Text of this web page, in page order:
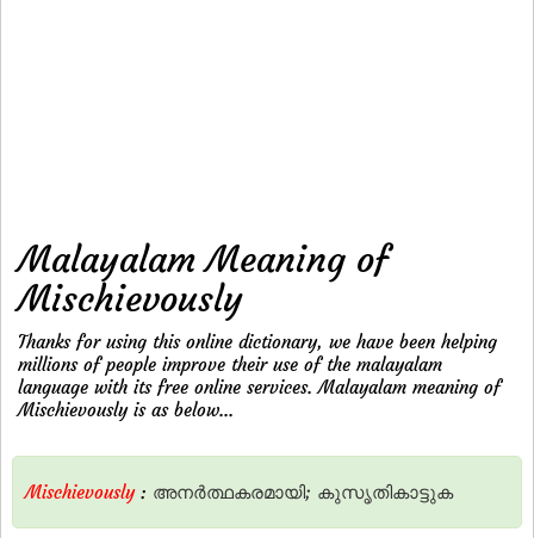
Malayalam Meaning of
Mischievously
Thanks for using this online dictionary, we have been helping
millions of people improve their use of the malayalam
language with its free online services. Malayalam meaning of
Mischievously is as below...
Mischievously: അനര്‍ത്ഥകരമായി; കുസൃതികാട്ടുക